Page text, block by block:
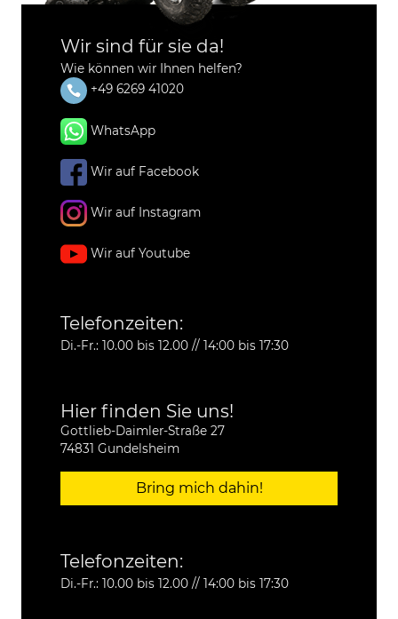
Wir sind für sie da!
Wie können wir Ihnen helfen?
+49 6269 41020
WhatsApp
Wir auf Facebook
Wir auf Instagram
Wir auf Youtube
Telefonzeiten:
Di.-Fr.: 10.00 bis 12.00 // 14:00 bis 17:30
Hier finden Sie uns!
Gottlieb-Daimler-Straße 27
74831 Gundelsheim
Bring mich dahin!
Telefonzeiten:
Di.-Fr.: 10.00 bis 12.00 // 14:00 bis 17:30